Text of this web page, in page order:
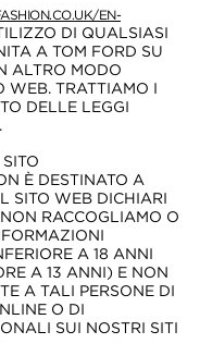
EN-
DI QUALSIASI
A TOM FORD SU
ALTRO MODO
WEB. TRATTIAMO I
DELLE LEGGI
SITO
È DESTINATO A
SITO WEB DICHIARI
RACCOGLIAMO O
A 18 ANNI
A 13 ANNI) E NON
A TALI PERSONE DI
O DI
SUI NOSTRI SITI